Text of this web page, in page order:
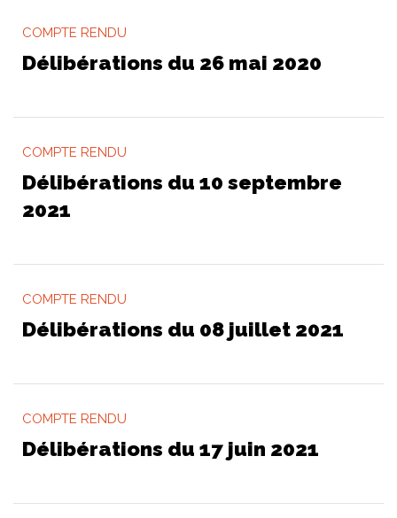
COMPTE RENDU
Délibérations du 26 mai 2020
COMPTE RENDU
Délibérations du 10 septembre
2021
COMPTE RENDU
Délibérations du 08 juillet 2021
COMPTE RENDU
Délibérations du 17 juin 2021